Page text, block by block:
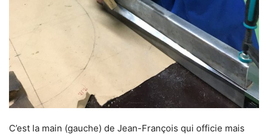
C’est la main (gauche) de Jean-François qui officie mais